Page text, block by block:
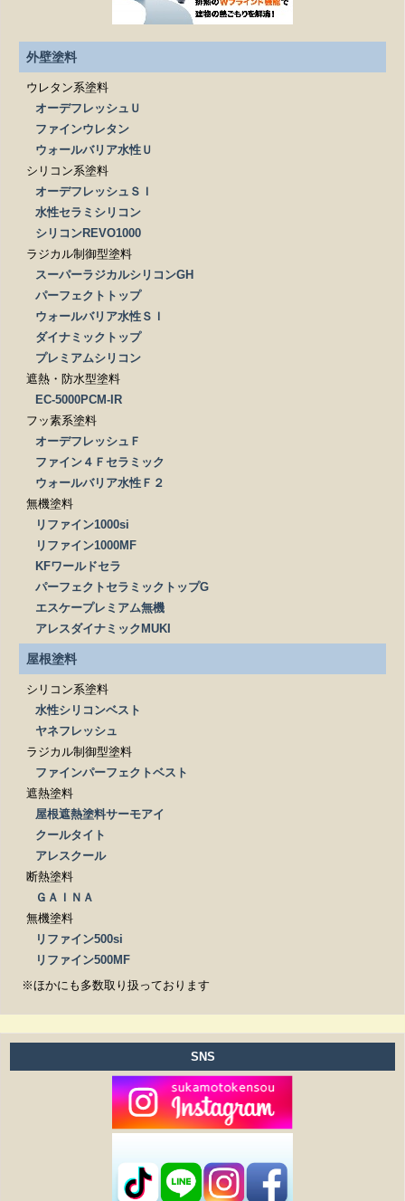
外壁塗料
ウレタン系塗料
オーデフレッシュＵ
ファインウレタン
ウォールバリア水性Ｕ
シリコン系塗料
オーデフレッシュＳＩ
水性セラミシリコン
シリコンREVO1000
ラジカル制御型塗料
スーパーラジカルシリコンGH
パーフェクトトップ
ウォールバリア水性ＳＩ
ダイナミックトップ
プレミアムシリコン
遮熱・防水型塗料
EC-5000PCM-IR
フッ素系塗料
オーデフレッシュＦ
ファイン４Ｆセラミック
ウォールバリア水性Ｆ２
無機塗料
リファイン1000si
リファイン1000MF
KFワールドセラ
パーフェクトセラミックトップG
エスケープレミアム無機
アレスダイナミックMUKI
屋根塗料
シリコン系塗料
水性シリコンベスト
ヤネフレッシュ
ラジカル制御型塗料
ファインパーフェクトベスト
遮熱塗料
屋根遮熱塗料サーモアイ
クールタイト
アレスクール
断熱塗料
ＧＡＩＮＡ
無機塗料
リファイン500si
リファイン500MF
※ほかにも多数取り扱っております
SNS